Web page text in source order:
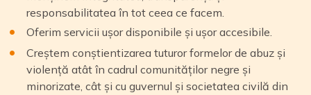
responsabilitatea în tot ceea ce facem.
Oferim servicii ușor disponibile și ușor accesibile.
Creștem conștientizarea tuturor formelor de abuz și
violență atât în cadrul comunităților negre și
minorizate, cât și cu guvernul și societatea civilă din